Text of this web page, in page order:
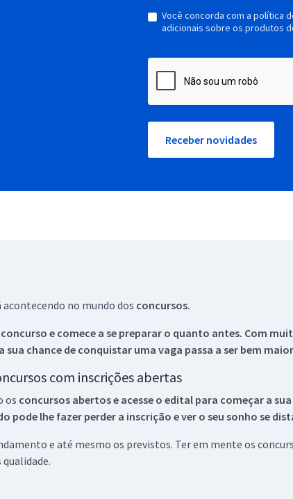
Você concorda com a política
adicionais sobre os produtos
Receber novidades
no mundo dos concursos.
e comece a se preparar o quanto antes. Com
sua chance de conquistar uma vaga passa a ser bem
com inscrições abertas
os concursos abertos e acesse o edital para começar a
pode lhe fazer perder a inscrição e ver o seu sonho se
e até mesmo os previstos. Ter em mente os